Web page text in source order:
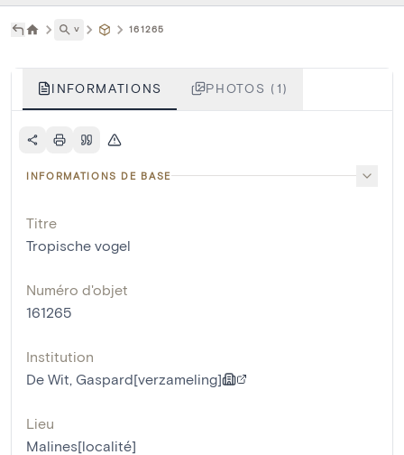
˅ 161265
INFORMATIONS PHOTOS (1)
INFORMATIONS DE BASE
Titre
Tropische vogel
Numéro d'objet
161265
Institution
De Wit, Gaspard[verzameling]
Lieu
Malines[localité]